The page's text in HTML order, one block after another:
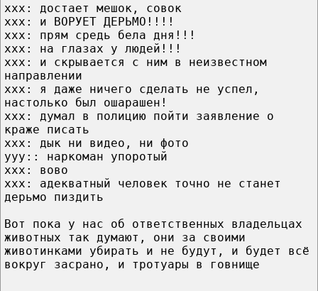
xxx: достает мешок, совок
xxx: и ВОРУЕТ ДЕРЬМО!!!!
xxx: прям средь бела дня!!!
xxx: на глазах у людей!!!
xxx: и скрывается с ним в неизвестном
направлении
xxx: я даже ничего сделать не успел,
настолько был ошарашен!
xxx: думал в полицию пойти заявление о
краже писать
xxx: дык ни видео, ни фото
yyy:: наркоман упоротый
xxx: вово
xxx: адекватный человек точно не станет
дерьмо пиздить
Вот пока у нас об ответственных владельцах
животных так думают, они за своими
животинками убирать и не будут, и будет всё
вокруг засрано, и тротуары в говнище